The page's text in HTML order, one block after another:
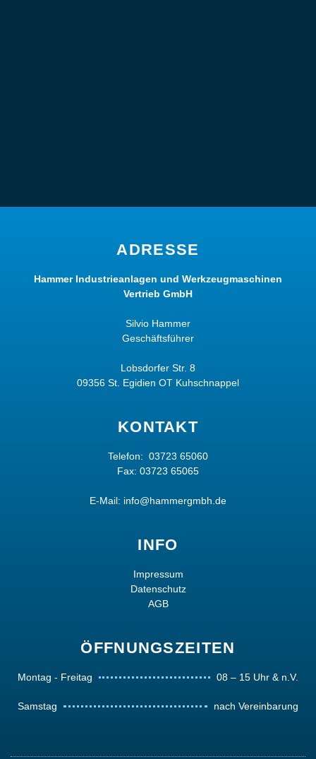
ADRESSE
Hammer Industrieanlagen und Werkzeugmaschinen
Vertrieb GmbH
Silvio Hammer
Geschäftsführer
Lobsdorfer Str. 8
09356 St. Egidien OT Kuhschnappel
KONTAKT
Telefon: 03723 65060
Fax: 03723 65065
E-Mail: info@hammergmbh.de
INFO
Impressum
Datenschutz
AGB
ÖFFNUNGSZEITEN
Montag - Freitag 08 – 15 Uhr & n.V.
Samstag nach Vereinbarung